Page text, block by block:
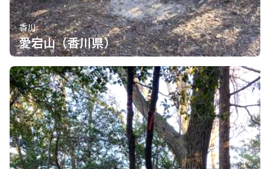
香川
愛宕山（香川県）